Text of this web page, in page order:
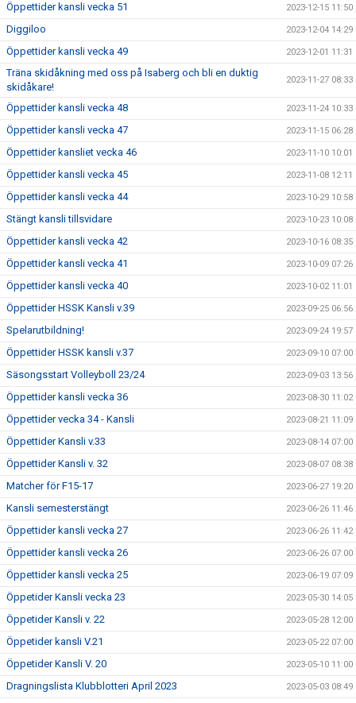
Öppettider kansli vecka 51 2023-12-15 11:50
Diggiloo 2023-12-04 14:29
Öppettider kansli vecka 49 2023-12-01 11:31
Träna skidåkning med oss på Isaberg och bli en duktig
skidåkare!
2023-11-27 08:33
Öppettider kansli vecka 48 2023-11-24 10:33
Öppettider kansli vecka 47 2023-11-15 06:28
Öppettider kansliet vecka 46 2023-11-10 10:01
Öppettider kansli vecka 45 2023-11-08 12:11
Öppettider kansli vecka 44 2023-10-29 10:58
Stängt kansli tillsvidare 2023-10-23 10:08
Öppettider kansli vecka 42 2023-10-16 08:35
Öppettider kansli vecka 41 2023-10-09 07:26
Öppettider kansli vecka 40 2023-10-02 11:01
Öppettider HSSK Kansli v.39 2023-09-25 06:56
Spelarutbildning! 2023-09-24 19:57
Öppettider HSSK kansli v.37 2023-09-10 07:00
Säsongsstart Volleyboll 23/24 2023-09-03 13:56
Öppettider kansli vecka 36 2023-08-30 11:02
Öppettider vecka 34 - Kansli 2023-08-21 11:09
Öppettider Kansli v.33 2023-08-14 07:00
Öppettider Kansli v. 32 2023-08-07 08:38
Matcher för F15-17 2023-06-27 19:20
Kansli semesterstängt 2023-06-26 11:46
Öppettider kansli vecka 27 2023-06-26 11:42
Öppettider kansli vecka 26 2023-06-26 07:00
Öppettider kansli vecka 25 2023-06-19 07:09
Öppetider Kansli vecka 23 2023-05-30 14:05
Öppetider Kansli v. 22 2023-05-28 12:00
Öppetider kansli V.21 2023-05-22 07:00
Öppetider Kansli V. 20 2023-05-10 11:00
Dragningslista Klubblotteri April 2023 2023-05-03 08:49